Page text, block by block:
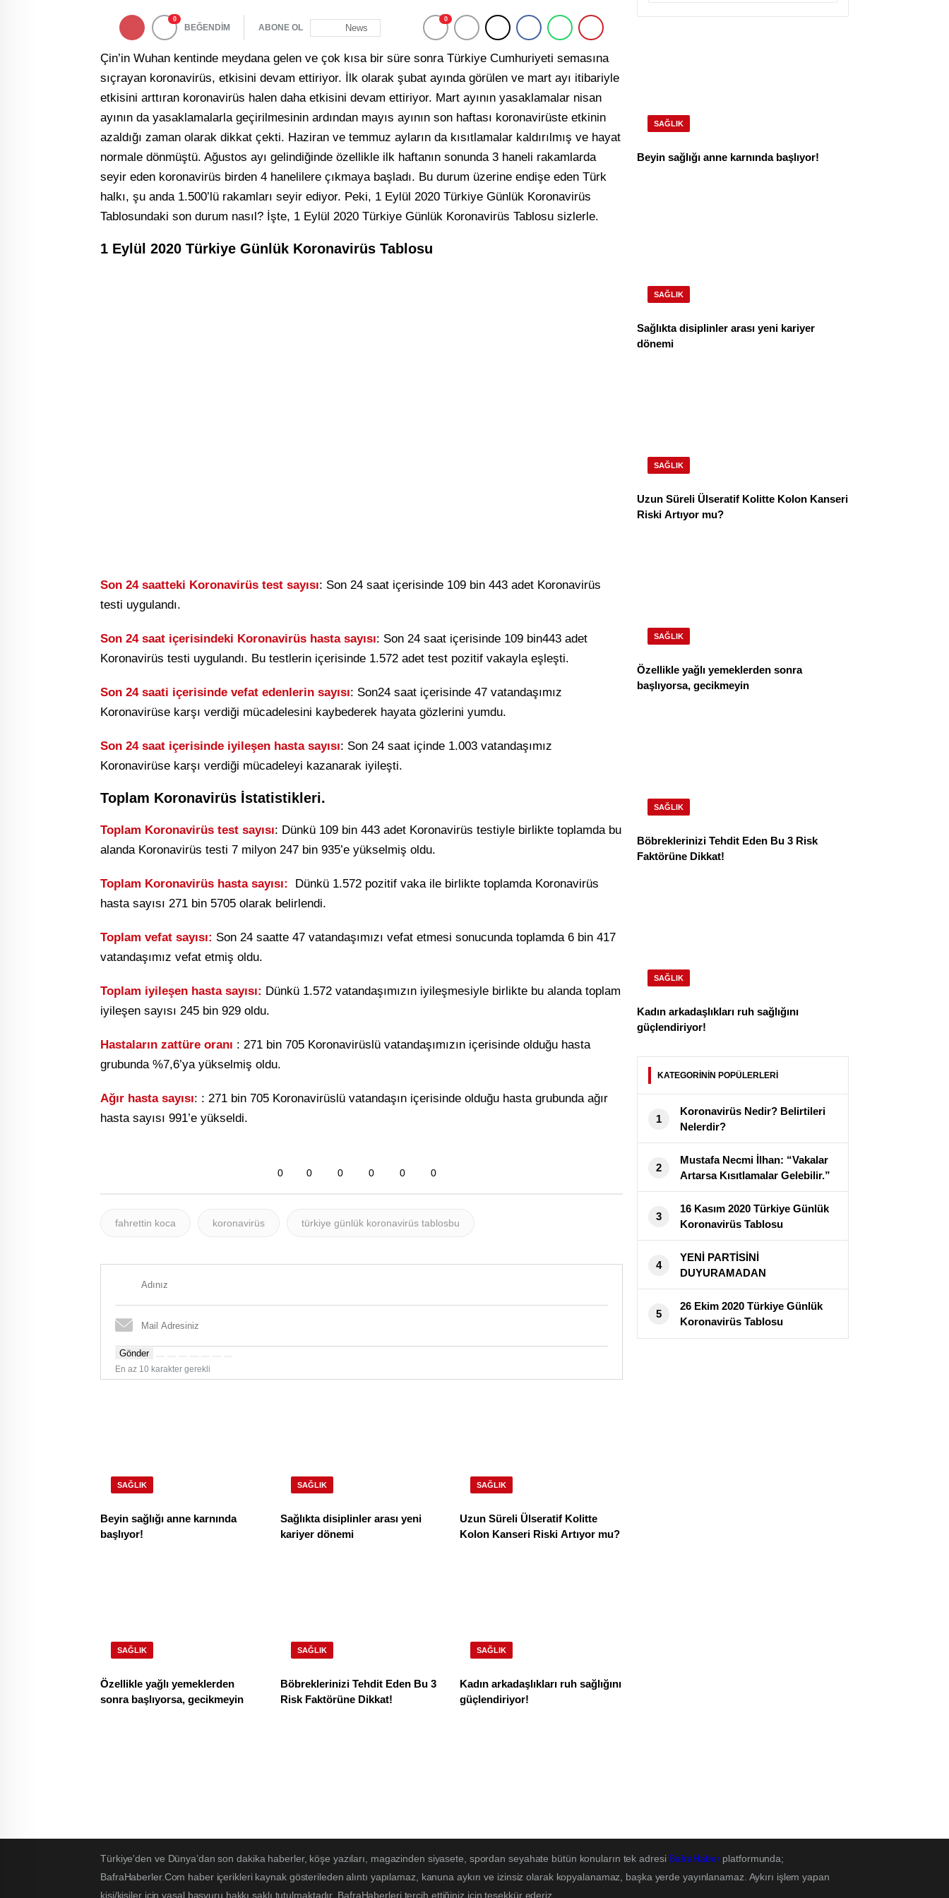
0
BEĞENDİM ABONE OL News
0
Çin’in Wuhan kentinde meydana gelen ve çok kısa bir süre sonra Türkiye Cumhuriyeti semasına
sıçrayan koronavirüs, etkisini devam ettiriyor. İlk olarak şubat ayında görülen ve mart ayı itibariyle
etkisini arttıran koronavirüs halen daha etkisini devam ettiriyor. Mart ayının yasaklamalar nisan
ayının da yasaklamalarla geçirilmesinin ardından mayıs ayının son haftası koronavirüste etkinin
azaldığı zaman olarak dikkat çekti. Haziran ve temmuz ayların da kısıtlamalar kaldırılmış ve hayat
normale dönmüştü. Ağustos ayı gelindiğinde özellikle ilk haftanın sonunda 3 haneli rakamlarda
seyir eden koronavirüs birden 4 hanelilere çıkmaya başladı. Bu durum üzerine endişe eden Türk
halkı, şu anda 1.500’lü rakamları seyir ediyor. Peki, 1 Eylül 2020 Türkiye Günlük Koronavirüs
Tablosundaki son durum nasıl? İşte, 1 Eylül 2020 Türkiye Günlük Koronavirüs Tablosu sizlerle.
1 Eylül 2020 Türkiye Günlük Koronavirüs Tablosu
Son 24 saatteki Koronavirüs test sayısı: Son 24 saat içerisinde 109 bin 443 adet Koronavirüs
testi uygulandı.
Son 24 saat içerisindeki Koronavirüs hasta sayısı: Son 24 saat içerisinde 109 bin443 adet
Koronavirüs testi uygulandı. Bu testlerin içerisinde 1.572 adet test pozitif vakayla eşleşti.
Son 24 saati içerisinde vefat edenlerin sayısı: Son24 saat içerisinde 47 vatandaşımız
Koronavirüse karşı verdiği mücadelesini kaybederek hayata gözlerini yumdu.
Son 24 saat içerisinde iyileşen hasta sayısı: Son 24 saat içinde 1.003 vatandaşımız
Koronavirüse karşı verdiği mücadeleyi kazanarak iyileşti.
Toplam Koronavirüs İstatistikleri.
Toplam Koronavirüs test sayısı: Dünkü 109 bin 443 adet Koronavirüs testiyle birlikte toplamda bu
alanda Koronavirüs testi 7 milyon 247 bin 935’e yükselmiş oldu.
Toplam Koronavirüs hasta sayısı:
Dünkü 1.572 pozitif vaka ile birlikte toplamda Koronavirüs
hasta sayısı 271 bin 5705 olarak belirlendi.
Toplam vefat sayısı: Son 24 saatte 47 vatandaşımızı vefat etmesi sonucunda toplamda 6 bin 417
vatandaşımız vefat etmiş oldu.
Toplam iyileşen hasta sayısı: Dünkü 1.572 vatandaşımızın iyileşmesiyle birlikte bu alanda toplam
iyileşen sayısı 245 bin 929 oldu.
Hastaların zattüre oranı : 271 bin 705 Koronavirüslü vatandaşımızın içerisinde olduğu hasta
grubunda %7,6’ya yükselmiş oldu.
Ağır hasta sayısı: : 271 bin 705 Koronavirüslü vatandaşın içerisinde olduğu hasta grubunda ağır
hasta sayısı 991’e yükseldi.
0 0 0 0 0 0
fahrettin koca koronavirüs türkiye günlük koronavirüs tablosbu
Gönder
En az 10 karakter gerekli
SAĞLIK
Beyin sağlığı anne karnında
başlıyor!
SAĞLIK
Sağlıkta disiplinler arası yeni
kariyer dönemi
SAĞLIK
Uzun Süreli Ülseratif Kolitte
Kolon Kanseri Riski Artıyor mu?
SAĞLIK
Özellikle yağlı yemeklerden
sonra başlıyorsa, gecikmeyin
SAĞLIK
Böbreklerinizi Tehdit Eden Bu 3
Risk Faktörüne Dikkat!
SAĞLIK
Kadın arkadaşlıkları ruh sağlığını
güçlendiriyor!
SAĞLIK
Beyin sağlığı anne karnında başlıyor!
SAĞLIK
Sağlıkta disiplinler arası yeni kariyer
dönemi
SAĞLIK
Uzun Süreli Ülseratif Kolitte Kolon Kanseri
Riski Artıyor mu?
SAĞLIK
Özellikle yağlı yemeklerden sonra
başlıyorsa, gecikmeyin
SAĞLIK
Böbreklerinizi Tehdit Eden Bu 3 Risk
Faktörüne Dikkat!
SAĞLIK
Kadın arkadaşlıkları ruh sağlığını
güçlendiriyor!
KATEGORİNİN POPÜLERLERİ
1
Koronavirüs Nedir? Belirtileri
Nelerdir?
2
Mustafa Necmi İlhan: “Vakalar
Artarsa Kısıtlamalar Gelebilir.”
3
16 Kasım 2020 Türkiye Günlük
Koronavirüs Tablosu
Yayımlandı
4
YENİ PARTİSİNİ
DUYURAMADAN
CORANAVİRÜS’E YAKALANDI
!
5
26 Ekim 2020 Türkiye Günlük
Koronavirüs Tablosu
Yayımlandı
Türkiye'den ve Dünya’dan son dakika haberler, köşe yazıları, magazinden siyasete, spordan seyahate bütün konuların tek adresi BafraHaberplatformunda;
BafraHaberler.Com haber içerikleri kaynak gösterileden alıntı yapılamaz, kanuna aykırı ve izinsiz olarak kopyalanamaz, başka yerde yayınlanamaz. Aykırı işlem yapan
kişi/kişiler için yasal başvuru hakkı saklı tutulmaktadır. BafraHaberleri tercih ettiğiniz için teşekkür ederiz.